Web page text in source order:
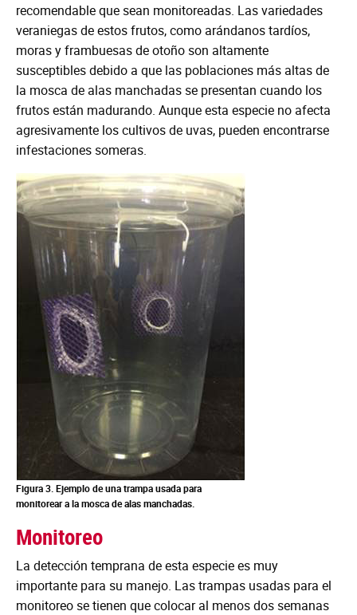
recomendable que sean monitoreadas. Las variedades
veraniegas de estos frutos, como arándanos tardíos,
moras y frambuesas de otoño son altamente
susceptibles debido a que las poblaciones más altas de
la mosca de alas manchadas se presentan cuando los
frutos están madurando. Aunque esta especie no afecta
agresivamente los cultivos de uvas, pueden encontrarse
infestaciones someras.
Figura 3. Ejemplo de una trampa usada para
monitorear a la mosca de alas manchadas.
Monitoreo
La detección temprana de esta especie es muy
importante para su manejo. Las trampas usadas para el
monitoreo se tienen que colocar al menos dos semanas